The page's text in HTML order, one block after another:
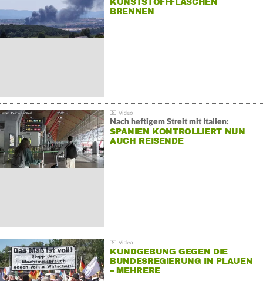
KUNSTSTOFFFLASCHEN
BRENNEN
Nach heftigem Streit mit Italien:
SPANIEN KONTROLLIERT NUN
AUCH REISENDE
KUNDGEBUNG GEGEN DIE
BUNDESREGIERUNG IN PLAUEN
– MEHRERE